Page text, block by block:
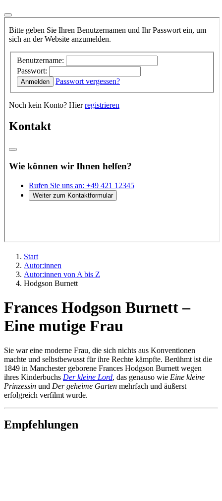
Start
Autor:innen
Autor:innen von A bis Z
Hodgson Burnett
Frances Hodgson Burnett –
Eine mutige Frau
Sie war eine moderne Frau, die sich nichts aus Konventionen
machte und selbstbewusst für ihre Rechte kämpfte. Berühmt ist die
1849 in Manchester geborene Frances Hodgson Burnett wegen
ihres Kinderbuchs Der kleine Lord, das genauso wie Eine kleine
Prinzessin und Der geheime Garten mehrfach und äußerst
erfolgreich verfilmt wurde.
Empfehlungen